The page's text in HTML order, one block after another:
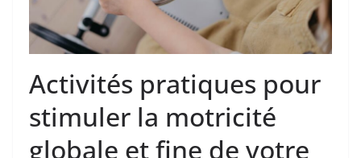
Activités pratiques pour
stimuler la motricité
globale et fine de votre